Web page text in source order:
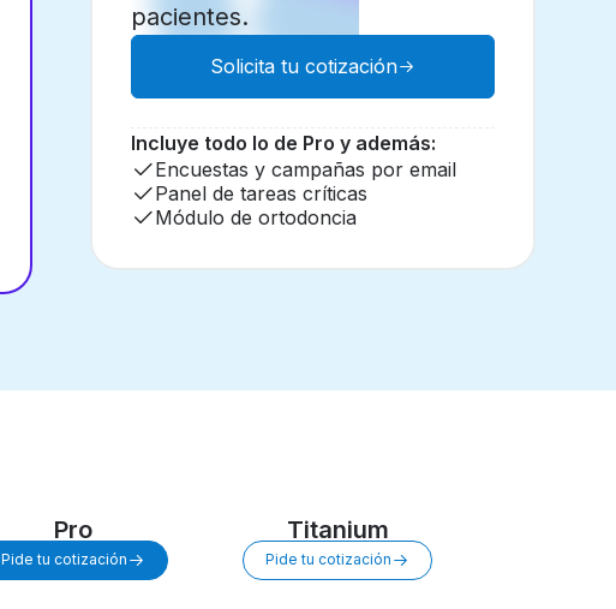
pacientes.
Solicita tu cotización
Incluye todo lo de Pro y además:
Encuestas y campañas por email
Panel de tareas críticas
Módulo de ortodoncia
Pro
Pide tu cotización
Titanium
Pide tu cotización